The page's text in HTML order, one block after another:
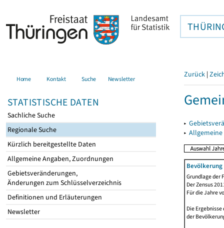
Home Kontakt Suche Newsletter
STATISTISCHE DATEN
Sachliche Suche
Regionale Suche
Kürzlich bereitgestellte Daten
Allgemeine Angaben, Zuordnungen
Gebietsveränderungen,
Änderungen zum Schlüsselverzeichnis
Definitionen und Erläuterungen
Newsletter
Zurück |
▸
▸
Grundlage der
Der Zensus
Für die Jahre
Die
der